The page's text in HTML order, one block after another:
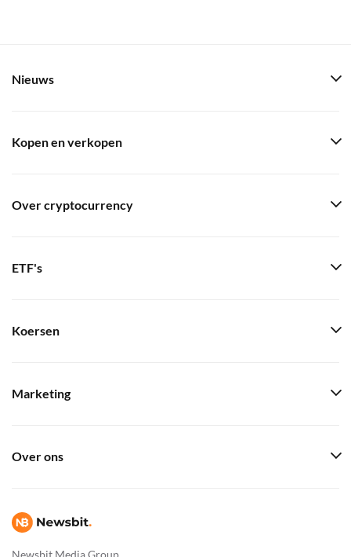
Newsbit Media Group
Nieuws
Kopen en verkopen
Over cryptocurrency
ETF's
Koersen
Marketing
Over ons